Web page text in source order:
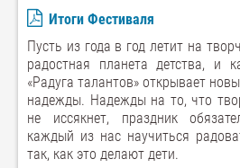
Итоги Фестиваля
Пусть из года в год летит на
радостная планета детства, и
«Радуга талантов» открывает
надежды. Надежды на то, что
не иссякнет, праздник
каждый из нас научиться
так, как это делают дети.